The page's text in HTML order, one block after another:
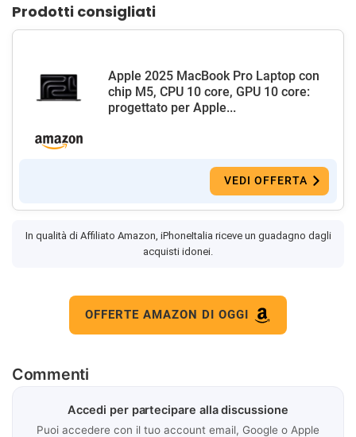
Prodotti consigliati
Apple 2025 MacBook Pro Laptop con
chip M5, CPU 10 core, GPU 10 core:
progettato per Apple...
VEDI OFFERTA
In qualità di Affiliato Amazon, iPhoneItalia riceve un guadagno dagli
acquisti idonei.
OFFERTE AMAZON DI OGGI
Commenti
Accedi per partecipare alla discussione
Puoi accedere con il tuo account email, Google o Apple